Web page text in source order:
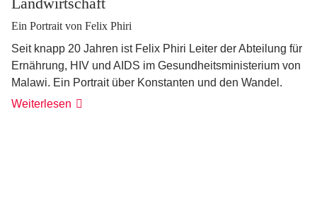
Ein Portrait von Felix Phiri
Seit knapp 20 Jahren ist Felix Phiri Leiter der Abteilung für
Ernährung, HIV und AIDS im Gesundheitsministerium von
Malawi. Ein Portrait über Konstanten und den Wandel.
Weiterlesen